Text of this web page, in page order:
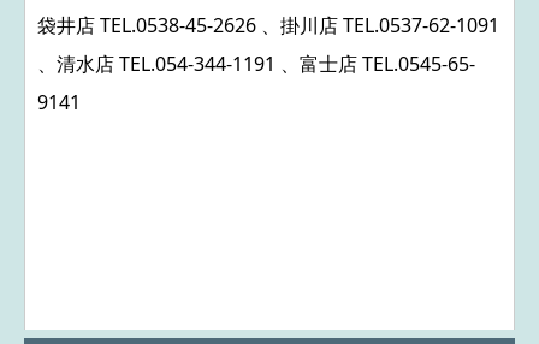
袋井店 TEL.0538-45-2626 、掛川店 TEL.0537-62-1091
、清水店 TEL.054-344-1191 、富士店 TEL.0545-65-
9141